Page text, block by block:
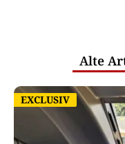
Alte
EXCLUSIV
EXCLUSIV